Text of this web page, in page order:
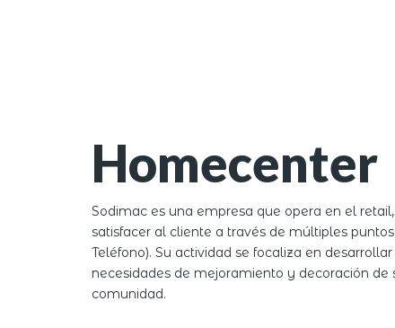
Homecenter
Sodimac es una empresa que opera en el
satisfacer al cliente a través de múltiples
Teléfono). Su actividad se focaliza en
necesidades de mejoramiento y decoración
comunidad.